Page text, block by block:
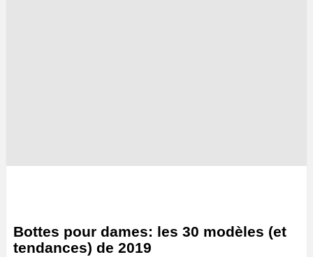
Bottes pour dames: les 30 modèles (et
tendances) de 2019